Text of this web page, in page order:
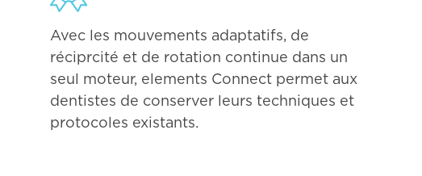
Avec les mouvements adaptatifs, de
réciprcité et de rotation continue dans un
seul moteur, elements Connect permet aux
dentistes de conserver leurs techniques et
protocoles existants.